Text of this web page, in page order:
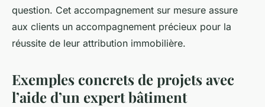
question. Cet accompagnement sur mesure assure
aux clients un accompagnement précieux pour la
réussite de leur attribution immobilière.
Exemples concrets de projets avec
l’aide d’un expert bâtiment